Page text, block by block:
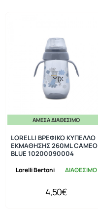
ΆΜΕΣΑ ΔΙΑΘΈΣΙΜΟ
Lorelli Bertoni ΔΙΑΘΕΣΙΜΟ
LORELLI ΒΡΕΦΙΚΟ ΚΥΠΕΛΛΟ
ΕΚΜΑΘΗΣΗΣ 260ML CAMEO
BLUE 10200090004
4,50€